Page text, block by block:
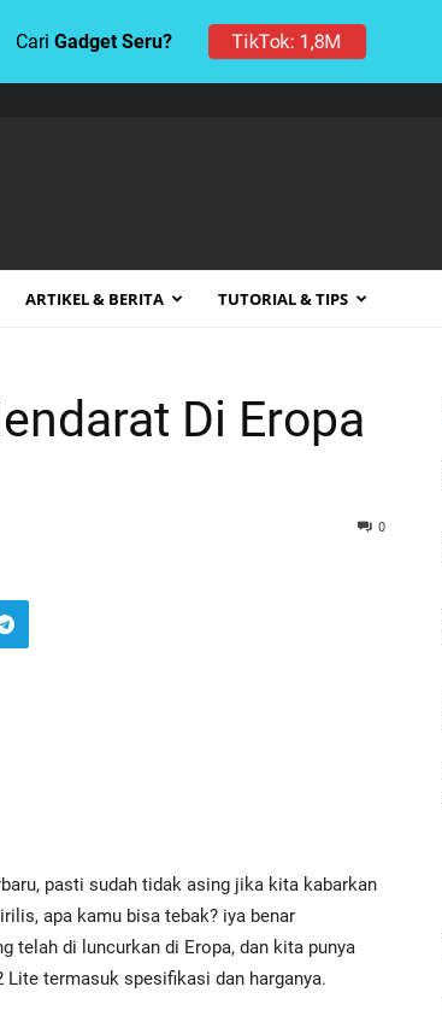
ARTIKEL & BERITA TUTORIAL & TIPS
Di Eropa
0
pasti sudah tidak asing jika kita kabarkan
apa kamu bisa tebak? iya benar
telah di luncurkan di Eropa, dan kita punya
Lite termasuk spesifikasi dan harganya.
Cari Gadget Seru? TikTok: 1,8M